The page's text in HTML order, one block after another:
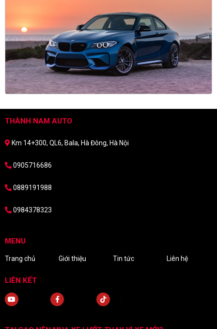
THÀNH NAM AUTO
Km 14+300, QL6, Bala, Hà Đông, Hà Nội
0905716686
0889191988
0984378323
MENU
Trang chủ Giới thiệu Tin tức Liên hệ
LIÊN KẾT